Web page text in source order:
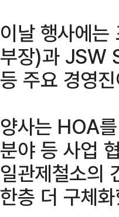
이날 행사에는
부장)과 JSW
등 주요 경영
양사는 HOA
분야 등 사업
일관제철소의
한층 더 구체